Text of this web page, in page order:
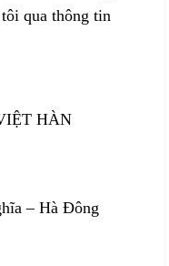
qua thông tin
HÀN
– Hà Đông